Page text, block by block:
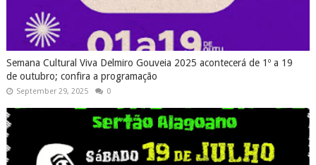
Semana Cultural Viva Delmiro Gouveia 2025 acontecerá de 1º a 19
de outubro; confira a programação
September 29, 2025 0